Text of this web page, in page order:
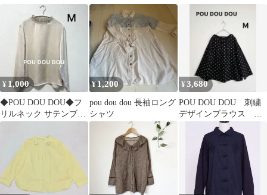
ク
¥ 1,000
◆POU DOU DOU◆フ
リルネック サテンブラ
ウス シャンパンベージ
¥1,200
pou dou dou 長袖ロング
シャツ
¥3,680
POU DOU DOU 刺繍
デザインブラウス ド
ット 水玉 洗える
コットン